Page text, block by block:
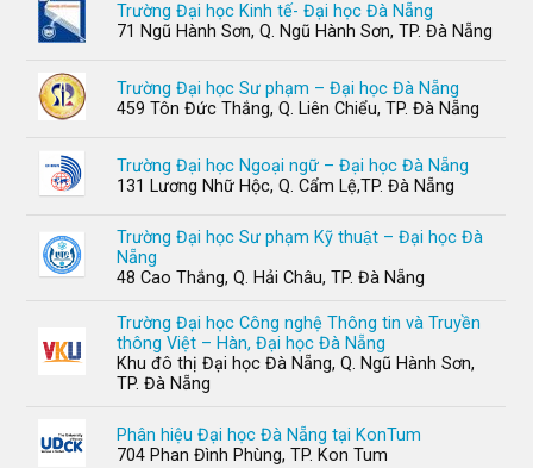
Trường Đại học Kinh tế- Đại học Đà Nẵng
71 Ngũ Hành Sơn, Q. Ngũ Hành Sơn, TP. Đà Nẵng
Trường Đại học Sư phạm – Đại học Đà Nẵng
459 Tôn Đức Thắng, Q. Liên Chiểu, TP. Đà Nẵng
Trường Đại học Ngoại ngữ – Đại học Đà Nẵng
131 Lương Nhữ Hộc, Q. Cẩm Lệ,TP. Đà Nẵng
Trường Đại học Sư phạm Kỹ thuật – Đại học Đà
Nẵng
48 Cao Thắng, Q. Hải Châu, TP. Đà Nẵng
Trường Đại học Công nghệ Thông tin và Truyền
thông Việt – Hàn, Đại học Đà Nẵng
Khu đô thị Đại học Đà Nẵng, Q. Ngũ Hành Sơn,
TP. Đà Nẵng
Phân hiệu Đại học Đà Nẵng tại KonTum
704 Phan Đình Phùng, TP. Kon Tum